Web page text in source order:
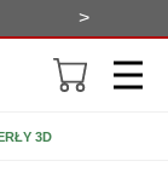
>
3D